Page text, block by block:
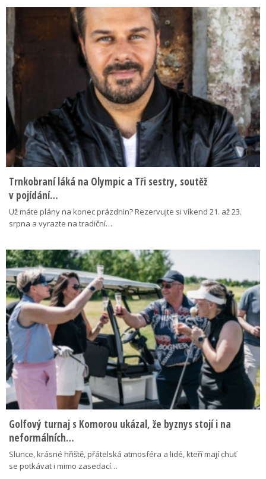
Trnkobraní láká na Olympic a Tři sestry, soutěž
v pojídání…
Už máte plány na konec prázdnin? Rezervujte si víkend 21. až 23.
srpna a vyrazte na tradiční…
Golfový turnaj s Komorou ukázal, že byznys stojí i na
neformálních…
Slunce, krásné hřiště, přátelská atmosféra a lidé, kteří mají chuť
se potkávat i mimo zasedací…